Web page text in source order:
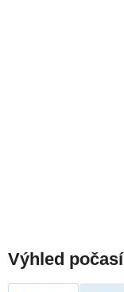
Výhled počasí